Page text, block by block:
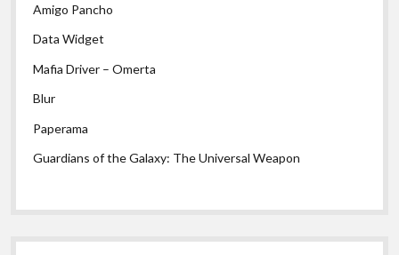
Amigo Pancho
Data Widget
Mafia Driver – Omerta
Blur
Paperama
Guardians of the Galaxy: The Universal Weapon